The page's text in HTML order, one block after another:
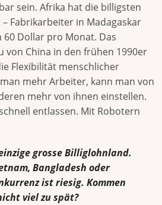
sein. Afrika hat die billigsten
Fabrikarbeiter in Madagaskar
Dollar pro Monat. Das
von China in den frühen 1990er
Flexibilität menschlicher
mehr Arbeiter, kann man von
mehr von ihnen einstellen.
entlassen. Mit Robotern
grosse Billiglohnland.
Bangladesh oder
ist riesig. Kommen
viel zu spät?